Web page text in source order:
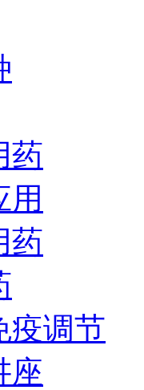
药
用
药
疫调节
座